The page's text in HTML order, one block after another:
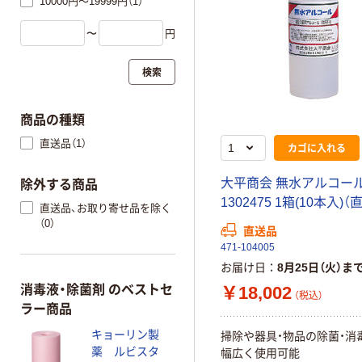
カゴに入れる
大平商会 無水アルコー
1302475 1箱(10本入)（直
直送品
471-104005
お届け日 8月25日（火）ま
￥18,002 （税込）
掃除や器具・物品の除菌・消
幅広く使用可能
〜 円
検索
商品の種類
直送品（1）
除外する商品
直送品、お取り寄せ品を除く
（0）
消毒液・除菌剤 のベストセ
ラー商品
キョーリン製
薬 ルビスタ